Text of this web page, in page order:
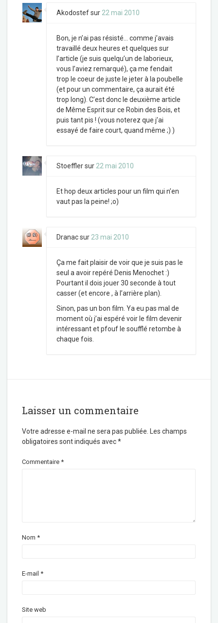
Akodostefsur 22 mai 2010
Bon, je n’ai pas résisté… comme j’avais
travaillé deux heures et quelques sur
l’article (je suis quelqu’un de laborieux,
vous l’aviez remarqué), ça me fendait
trop le coeur de juste le jeter à la poubelle
(et pour un commentaire, ça aurait été
trop long). C’est donc le deuxième article
de Même Esprit sur ce Robin des Bois, et
puis tant pis ! (vous noterez que j’ai
essayé de faire court, quand même ;) )
Stoefflersur 22 mai 2010
Et hop deux articles pour un film qui n’en
vaut pas la peine! ;o)
Dranacsur 23 mai 2010
Ça me fait plaisir de voir que je suis pas le
seul a avoir repéré Denis Menochet :)
Pourtant il dois jouer 30 seconde à tout
casser (et encore , à l’arrière plan).
Sinon, pas un bon film. Ya eu pas mal de
moment où j’ai espéré voir le film devenir
intéressant et pfouf le soufflé retombe à
chaque fois.
Laisser un commentaire
Votre adresse e-mail ne sera pas publiée.
Les champs
obligatoires sont indiqués avec*
Commentaire *
Nom *
E-mail *
Site web